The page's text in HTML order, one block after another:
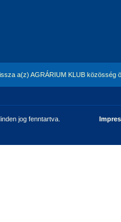
a(z) AGRÁRIUM KLUB közösség
jog fenntartva.